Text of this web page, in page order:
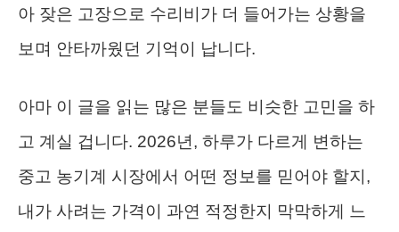
아 잦은 고장으로 수리비가 더 들어가는 상황을
보며 안타까웠던 기억이 납니다.
아마 이 글을 읽는 많은 분들도 비슷한 고민을 하
고 계실 겁니다. 2026년, 하루가 다르게 변하는
중고 농기계 시장에서 어떤 정보를 믿어야 할지,
내가 사려는 가격이 과연 적정한지 막막하게 느